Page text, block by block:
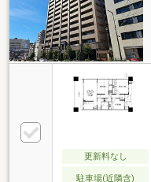
更新料なし
駐車場(近隣含)